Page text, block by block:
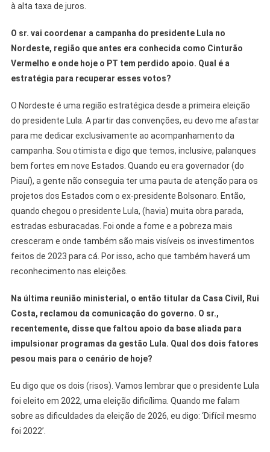
à alta taxa de juros.
O sr. vai coordenar a campanha do presidente Lula no
Nordeste, região que antes era conhecida como Cinturão
Vermelho e onde hoje o PT tem perdido apoio. Qual é a
estratégia para recuperar esses votos?
O Nordeste é uma região estratégica desde a primeira eleição
do presidente Lula. A partir das convenções, eu devo me afastar
para me dedicar exclusivamente ao acompanhamento da
campanha. Sou otimista e digo que temos, inclusive, palanques
bem fortes em nove Estados. Quando eu era governador (do
Piauí), a gente não conseguia ter uma pauta de atenção para os
projetos dos Estados com o ex-presidente Bolsonaro. Então,
quando chegou o presidente Lula, (havia) muita obra parada,
estradas esburacadas. Foi onde a fome e a pobreza mais
cresceram e onde também são mais visíveis os investimentos
feitos de 2023 para cá. Por isso, acho que também haverá um
reconhecimento nas eleições.
Na última reunião ministerial, o então titular da Casa Civil, Rui
Costa, reclamou da comunicação do governo. O sr.,
recentemente, disse que faltou apoio da base aliada para
impulsionar programas da gestão Lula. Qual dos dois fatores
pesou mais para o cenário de hoje?
Eu digo que os dois (risos). Vamos lembrar que o presidente Lula
foi eleito em 2022, uma eleição dificílima. Quando me falam
sobre as dificuldades da eleição de 2026, eu digo: ‘Difícil mesmo
foi 2022’.